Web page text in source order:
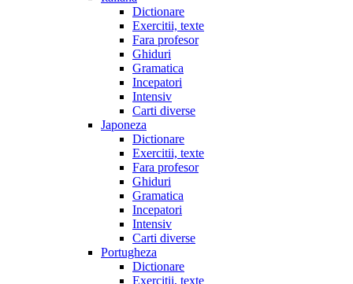
Dictionare
Exercitii, texte
Fara profesor
Ghiduri
Gramatica
Incepatori
Intensiv
Carti diverse
Japoneza
Dictionare
Exercitii, texte
Fara profesor
Ghiduri
Gramatica
Incepatori
Intensiv
Carti diverse
Portugheza
Dictionare
Exercitii, texte